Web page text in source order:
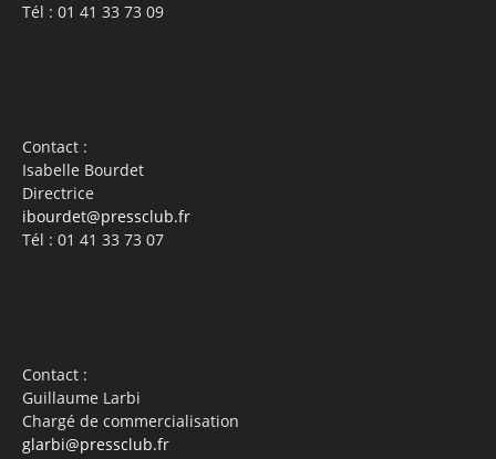
Tél : 01 41 33 73 09
Contact :
Isabelle Bourdet
Directrice
ibourdet@pressclub.fr
Tél : 01 41 33 73 07
Contact :
Guillaume Larbi
Chargé de commercialisation
glarbi@pressclub.fr